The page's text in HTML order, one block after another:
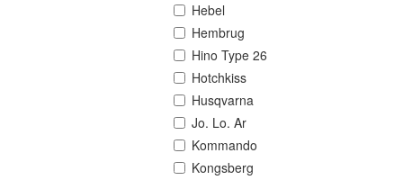
Hebel
Hembrug
Hino Type 26
Hotchkiss
Husqvarna
Jo. Lo. Ar
Kommando
Kongsberg